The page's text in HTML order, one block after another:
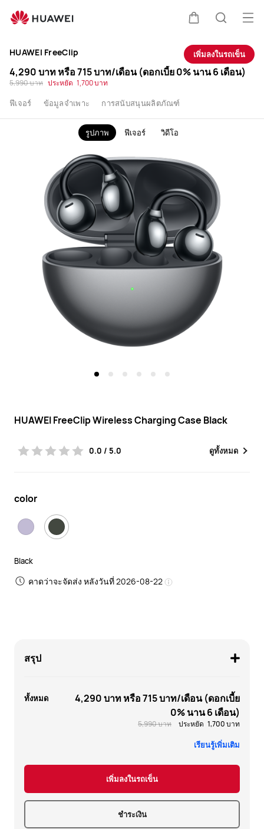
ซื้อ
HUAWEI
Free
Clip
-
HUAWEI
เปิ
HUAWEI FreeClip
ฟีเจอร์ ข้อมูลจำเพาะ การสนับสนุนผลิตภัณฑ์
4,290 บาทหรือ715 บาท/เดือน (ดอกเบี้ย 0% นาน 6 เดือน)
ประหยัด 1,700 บาท
5,990 บาท
เพิ่มลงในรถเข็น
รูปภาพ ฟีเจอร์ วิดีโอ
HUAWEI FreeClip Wireless Charging Case Black
0.0 / 5.0 ดูทั้งหมด
color
Black
คาดว่าจะจัดส่ง หลังวันที่ 2026-08-22
สรุป
ทั้งหมด 4,290 บาทหรือ715 บาท/เดือน (ดอกเบี้ย
0% นาน 6 เดือน)
ประหยัด 1,700 บาท
5,990 บาท
เรียนรู้เพิ่มเติม
เพิ่มลงในรถเข็น
ชำระเงิน